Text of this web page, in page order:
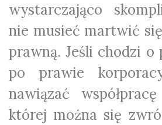
wystarczająco
nie musieć martwić
prawną. Jeśli chodzi o
po prawie
nawiązać
której można się